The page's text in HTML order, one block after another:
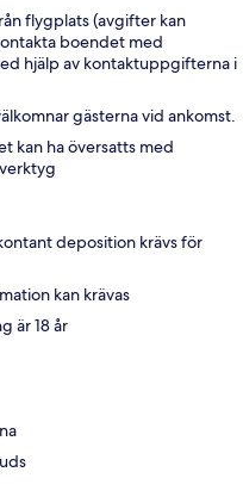
flygplats (avgifter kan
boendet med
hjälp av kontaktuppgifterna i
gästerna vid ankomst.
kan ha översatts med
deposition krävs för
kan krävas
är 18 år